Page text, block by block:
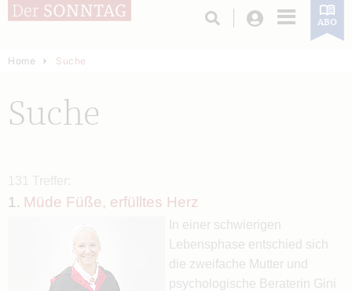
Login ABO
Home Suche
Suche
1. Müde Füße, erfülltes Herz
In einer schwierigen
Lebensphase entschied sich
die zweifache Mutter und
psychologische Beraterin Gini